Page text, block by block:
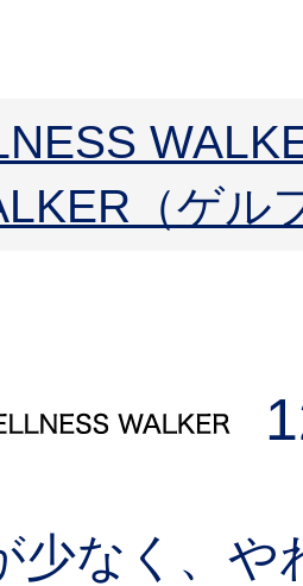
（ゲル
少なく、